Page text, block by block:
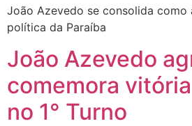
João Azevedo se consolida como
política da Paraíba
João Azevedo
comemora
no 1° Turno